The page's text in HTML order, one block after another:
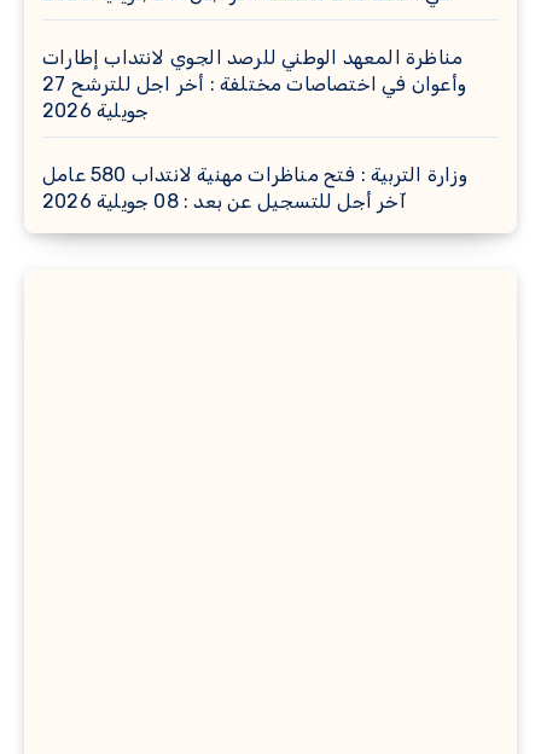
مناظرة المعهد الوطني للرصد الجوي لانتداب إطارات
وأعوان في اختصاصات مختلفة : أخر اجل للترشح 27
جويلية 2026
وزارة التربية : فتح مناظرات مهنية لانتداب 580 عامل
آخر أجل للتسجيل عن بعد : 08 جويلية 2026